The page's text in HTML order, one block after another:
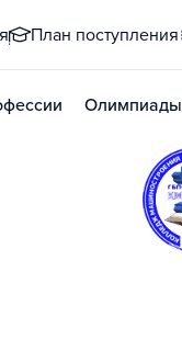
План поступления
Олимпиады